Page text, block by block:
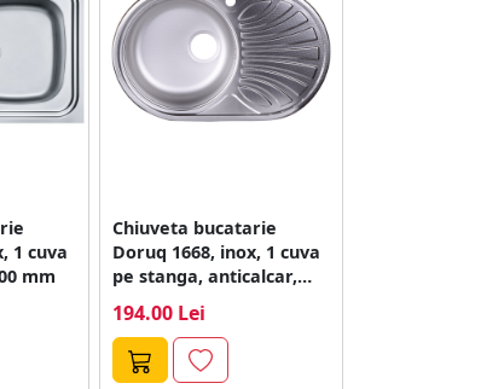
1 cuva
mm
Chiuveta bucatarie
Doruq 1668, inox, 1 cuva
pe stanga, anticalcar,
194.00 Lei